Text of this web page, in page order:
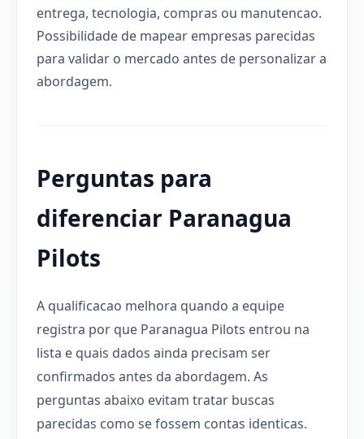
entrega, tecnologia, compras ou manutencao.
Possibilidade de mapear empresas parecidas
para validar o mercado antes de personalizar a
abordagem.
Perguntas para
diferenciar Paranagua
Pilots
A qualificacao melhora quando a equipe
registra por que Paranagua Pilots entrou na
lista e quais dados ainda precisam ser
confirmados antes da abordagem. As
perguntas abaixo evitam tratar buscas
parecidas como se fossem contas identicas.